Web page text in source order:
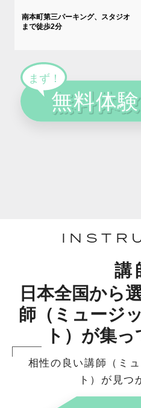
南本町第三パーキング、スタジオ
まで徒歩2分
講
日本全国から
師（ミュージ
ト）が集
相性の良い講師（ミ
ト）が見つ